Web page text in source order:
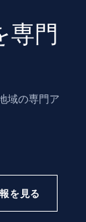
専門
域の専門ア
を見る